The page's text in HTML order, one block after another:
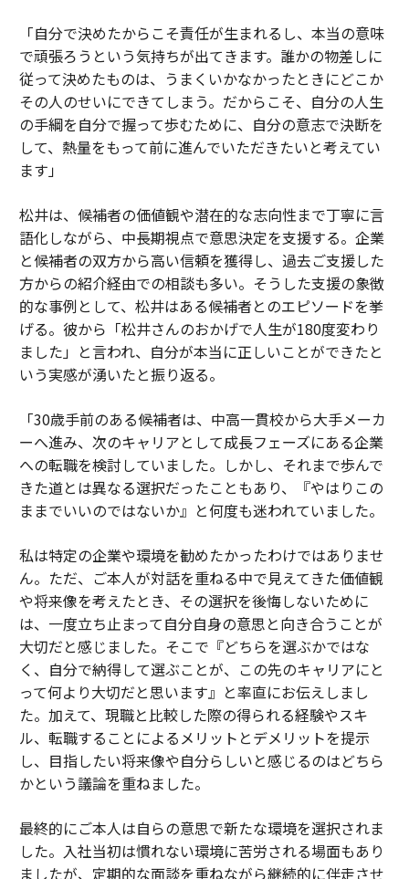
「自分で決めたからこそ責任が生まれるし、本当の意味
で頑張ろうという気持ちが出てきます。誰かの物差しに
従って決めたものは、うまくいかなかったときにどこか
その人のせいにできてしまう。だからこそ、自分の人生
の手綱を自分で握って歩むために、自分の意志で決断を
して、熱量をもって前に進んでいただきたいと考えてい
ます」
松井は、候補者の価値観や潜在的な志向性まで丁寧に言
語化しながら、中長期視点で意思決定を支援する。企業
と候補者の双方から高い信頼を獲得し、過去ご支援した
方からの紹介経由での相談も多い。そうした支援の象徴
的な事例として、松井はある候補者とのエピソードを挙
げる。彼から「松井さんのおかげで人生が180度変わり
ました」と言われ、自分が本当に正しいことができたと
いう実感が湧いたと振り返る。
「30歳手前のある候補者は、中高一貫校から大手メーカ
ーへ進み、次のキャリアとして成長フェーズにある企業
への転職を検討していました。しかし、それまで歩んで
きた道とは異なる選択だったこともあり、『やはりこの
ままでいいのではないか』と何度も迷われていました。
私は特定の企業や環境を勧めたかったわけではありませ
ん。ただ、ご本人が対話を重ねる中で見えてきた価値観
や将来像を考えたとき、その選択を後悔しないために
は、一度立ち止まって自分自身の意思と向き合うことが
大切だと感じました。そこで『どちらを選ぶかではな
く、自分で納得して選ぶことが、この先のキャリアにと
って何より大切だと思います』と率直にお伝えしまし
た。加えて、現職と比較した際の得られる経験やスキ
ル、転職することによるメリットとデメリットを提示
し、目指したい将来像や自分らしいと感じるのはどちら
かという議論を重ねました。
最終的にご本人は自らの意思で新たな環境を選択されま
した。入社当初は慣れない環境に苦労される場面もあり
ましたが、定期的な面談を重ねながら継続的に伴走させ